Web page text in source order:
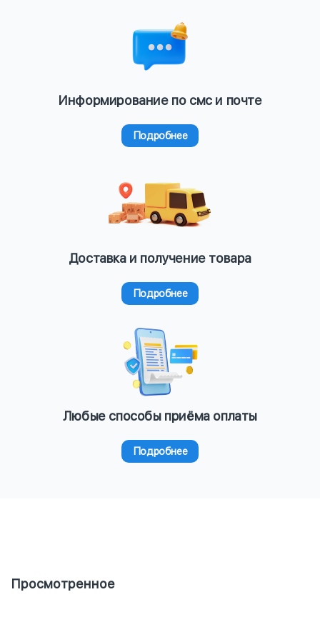
Информирование по смс и почте
Подробнее
Доставка и получение товара
Подробнее
Любые способы приёма оплаты
Подробнее
Просмотренное